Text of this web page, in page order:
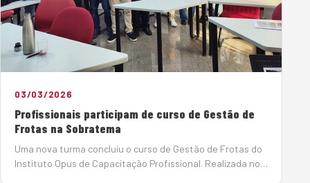
03/03/2026
Profissionais participam de curso de Gestão de
Frotas na Sobratema
Uma nova turma concluiu o curso de Gestão de Frotas do
Instituto Opus de Capacitação Profissional. Realizada nos